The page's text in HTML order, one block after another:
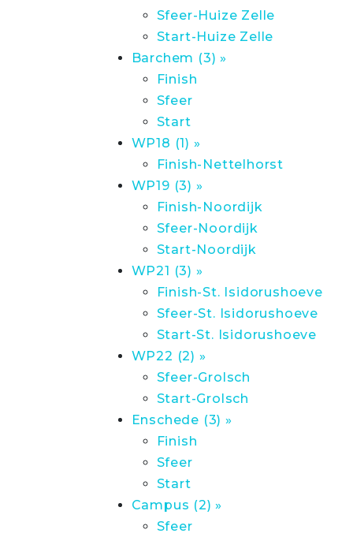
Sfeer-Huize Zelle
Start-Huize Zelle
Barchem (3) »
Finish
Sfeer
Start
WP18 (1) »
Finish-Nettelhorst
WP19 (3) »
Finish-Noordijk
Sfeer-Noordijk
Start-Noordijk
WP21 (3) »
Finish-St. Isidorushoeve
Sfeer-St. Isidorushoeve
Start-St. Isidorushoeve
WP22 (2) »
Sfeer-Grolsch
Start-Grolsch
Enschede (3) »
Finish
Sfeer
Start
Campus (2) »
Sfeer